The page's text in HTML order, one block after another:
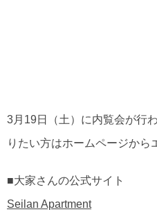
3月19日（土）に内覧会が行
りたい方はホームページから
■大家さんの公式サイト
Seilan Apartment